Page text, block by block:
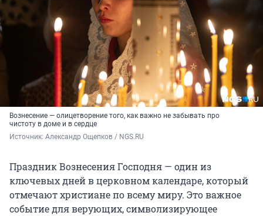
Вознесение — олицетворение того, как важно не забывать про
чистоту в доме и в сердце
Источник: Александр Ощепков / NGS.RU
Праздник Вознесения Господня — один из
ключевых дней в церковном календаре, который
отмечают христиане по всему миру. Это важное
событие для верующих, символизирующее